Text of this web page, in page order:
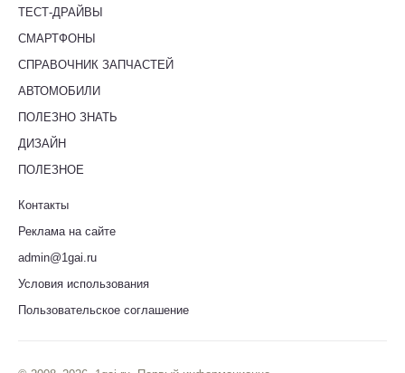
ТЕСТ-ДРАЙВЫ
СМАРТФОНЫ
СПРАВОЧНИК ЗАПЧАСТЕЙ
АВТОМОБИЛИ
ПОЛЕЗНО ЗНАТЬ
ДИЗАЙН
ПОЛЕЗНОЕ
Контакты
Реклама на сайте
admin@1gai.ru
Условия использования
Пользовательское соглашение